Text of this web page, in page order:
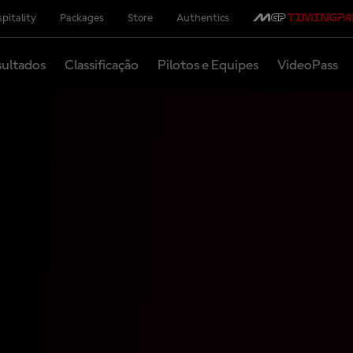
Packages Store Authentics
Classificação Pilotos e Equipes VideoPass